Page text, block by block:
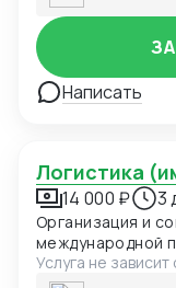
Написать
Логистика
14 000 ₽ 3
Организация и
международной
Услуга не зависит